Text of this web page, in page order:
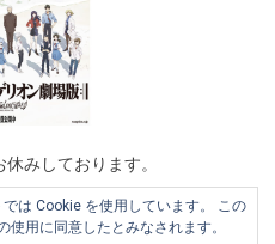
みしております。
は Cookie を使用しています。 この
用に同意したとみなされます。